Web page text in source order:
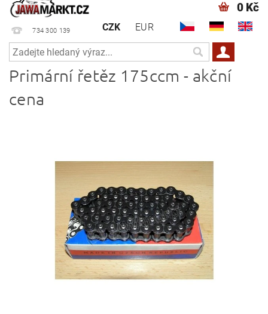
734 300 139 CZK EUR
0 Kč
Primární řetěz 175ccm - akční
cena